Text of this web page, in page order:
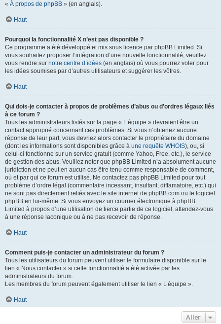
« À propos de phpBB » (en anglais).
Haut
Pourquoi la fonctionnalité X n’est pas disponible ?
Ce programme a été développé et mis sous licence par phpBB Limited. Si
vous souhaitez proposer l’intégration d’une nouvelle fonctionnalité, veuillez
vous rendre sur notre centre d’idées (en anglais) où vous pourrez voter pour
les idées soumises par d’autres utilisateurs et suggérer les vôtres.
Haut
Qui dois-je contacter à propos de problèmes d’abus ou d’ordres légaux liés
à ce forum ?
Tous les administrateurs listés sur la page « L’équipe » devraient être un
contact approprié concernant ces problèmes. Si vous n’obtenez aucune
réponse de leur part, vous devriez alors contacter le propriétaire du domaine
(dont les informations sont disponibles grâce à une requête WHOIS), ou, si
celui-ci fonctionne sur un service gratuit (comme Yahoo, Free, etc.), le service
de gestion des abus. Veuillez noter que phpBB Limited n’a absolument aucune
juridiction et ne peut en aucun cas être tenu comme responsable de comment,
où et par qui ce forum est utilisé. Ne contactez pas phpBB Limited pour tout
problème d’ordre légal (commentaire incessant, insultant, diffamatoire, etc.) qui
ne sont pas directement reliés avec le site internet de phpBB.com ou le logiciel
phpBB en lui-même. Si vous envoyez un courrier électronique à phpBB
Limited à propos d’une utilisation de tierce partie de ce logiciel, attendez-vous
à une réponse laconique ou à ne pas recevoir de réponse.
Haut
Comment puis-je contacter un administrateur du forum ?
Tous les utilisateurs du forum peuvent utiliser le formulaire disponible sur le
lien « Nous contacter » si cette fonctionnalité a été activée par les
administrateurs du forum.
Les membres du forum peuvent également utiliser le lien « L’équipe ».
Haut
Aller